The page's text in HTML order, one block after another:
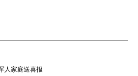
人家庭送喜报